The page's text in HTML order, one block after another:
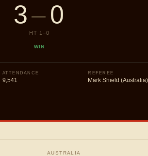
3–0
HT 1 –0
WIN
ATTENDANCE
9,541
REFEREE
Mark Shield (Australia)
AUSTRALIA